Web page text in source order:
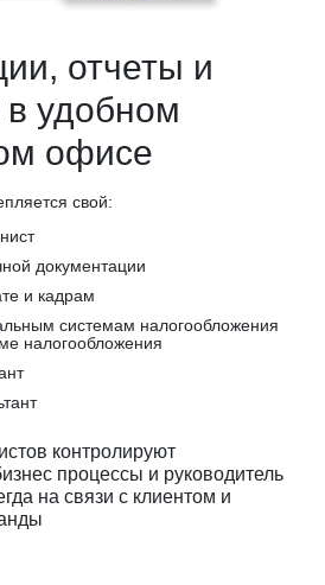
отчеты и
в удобном
офисе
свой:
документации
и кадрам
системам налогообложения
налогообложения
контролируют
процессы и руководитель
на связи с клиентом и